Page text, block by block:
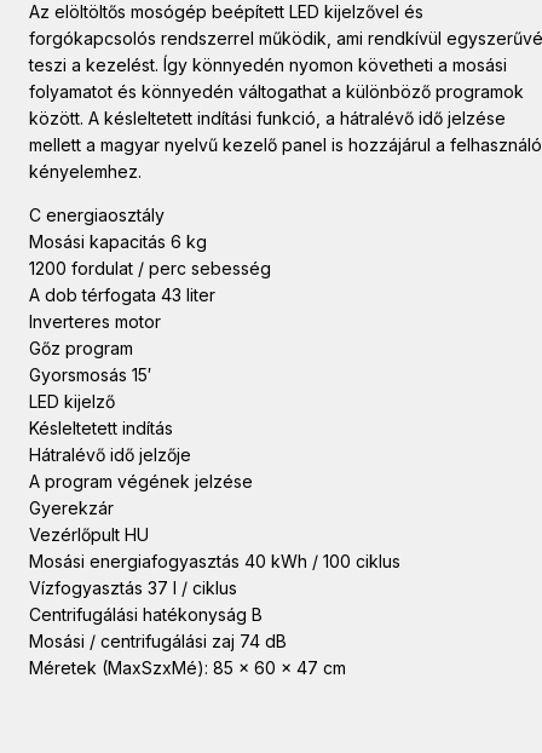
Az elöltöltős mosógép beépített LED kijelzővel és
forgókapcsolós rendszerrel működik, ami rendkívül egyszerűvé
teszi a kezelést. Így könnyedén nyomon követheti a mosási
folyamatot és könnyedén váltogathat a különböző programok
között. A késleltetett indítási funkció, a hátralévő idő jelzése
mellett a magyar nyelvű kezelő panel is hozzájárul a
kényelemhez.
C energiaosztály
Mosási kapacitás 6 kg
1200 fordulat / perc sebesség
A dob térfogata 43 liter
Inverteres motor
Gőz program
Gyorsmosás 15′
LED kijelző
Késleltetett indítás
Hátralévő idő jelzője
A program végének jelzése
Gyerekzár
Vezérlőpult HU
Mosási energiafogyasztás 40 kWh / 100 ciklus
Vízfogyasztás 37 l / ciklus
Centrifugálási hatékonyság B
Mosási / centrifugálási zaj 74 dB
Méretek (MaxSzxMé): 85 x 60 x 47 cm